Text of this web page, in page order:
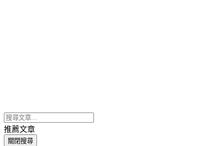
推薦文章
關閉搜尋